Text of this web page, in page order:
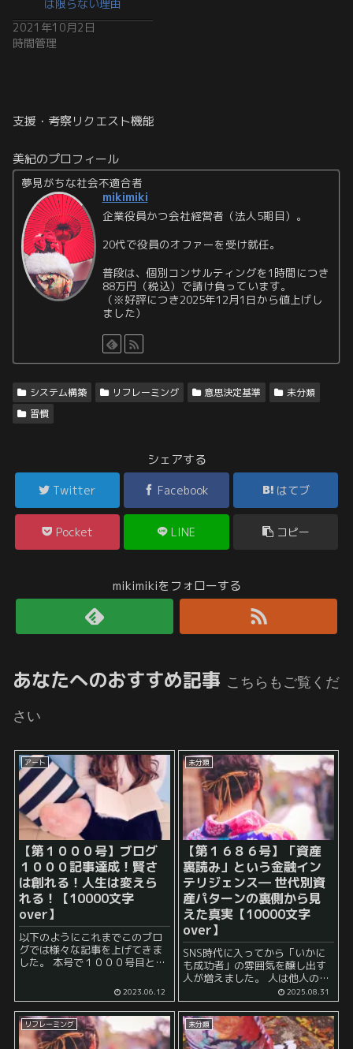
は限らない理由
2021年10月2日
時間管理
支援・考察リクエスト機能
美紀のプロフィール
夢見がちな社会不適合者
mikimiki
企業役員かつ会社経営者（法人5期目）。
20代で役員のオファーを受け就任。
普段は、個別コンサルティングを1時間につき
88万円（税込）で請け負っています。
（※好評につき2025年12月1日から値上げし
ました）
システム構築 リフレーミング 意思決定基準
未分類
習慣
シェアする
Twitter Facebook はてブ
Pocket LINE コピー
mikimikiをフォローする
あなたへのおすすめ記事 こちらもご覧くだ
さい
アート
【第１０００号】ブログ
１０００記事達成！賢さ
は創れる！人生は変えら
れる！【10000文字
over】
以下のようにこれまでこのブロ
グでは様々な記事を上げてきま
した。 本号で１０００号目とな
トや継続のコツなどを書きま
す。 ブログを１０...
2023.06.12
未分類
【第１６８６号】「資産
裏読み」という金融イン
テリジェンス― 世代別資
産パターンの裏側から見
えた真実【10000文字
over】
SNS時代に入ってから「いかに
も成功者」の雰囲気を醸し出す
人が増えました。 人は他人の資
産額を直接知ることはできませ
ん。 しかし、生活スタイル・消
費の傾向・発言内容・キャリア
の長さを重ね合わせると、その
人が「どの資産レンジにい...
2025.08.31
リフレーミング 未分類